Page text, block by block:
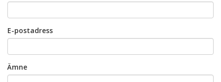
E-postadress
Ämne